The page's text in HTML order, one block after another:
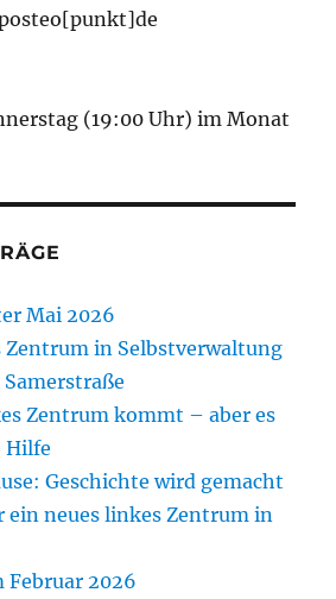
(19:00 Uhr) im Monat
Mai 2026
Zentrum in Selbstverwaltung
Zentrum kommt – aber es
Hilfe
Geschichte wird gemacht
ein neues linkes Zentrum in
Februar 2026